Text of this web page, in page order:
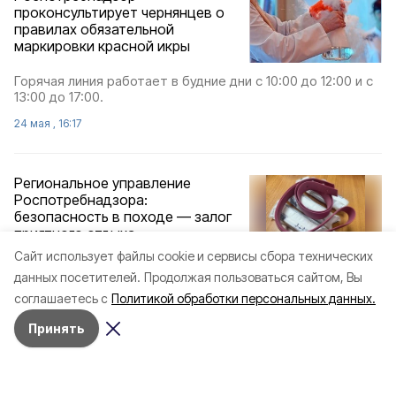
Cайт использует файлы cookie и сервисы сбора технических
данных посетителей. Продолжая пользоваться сайтом, Вы
соглашаетесь с Политикой обработки персональных данных.
Принять
проконсультирует чернянцев о
правилах обязательной
маркировки красной икры
Горячая линия работает в будние дни с 10:00 до 12:00 и с
13:00 до 17:00.
24 мая , 16:17
Региональное управление
Роспотребнадзора:
безопасность в походе — залог
приятного отдыха
Аптечка — один из самых важных предметов для
туриста.
21 мая , 14:31